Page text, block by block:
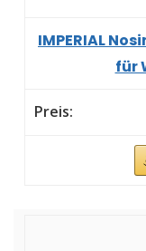
IMPERIAL
für